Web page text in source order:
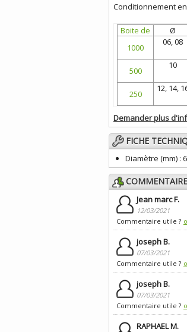
Conditionnement
Boite de
Ø
1000
06, 08
500
10
250
12, 14,
Demander plus
FICHE
Diamètre (mm) :
Jean marc F.
12/03/2021
Commentaire utile ?
joseph B.
07/03/2021
Commentaire utile ?
joseph B.
07/03/2021
Commentaire utile ?
RAPHAEL M.